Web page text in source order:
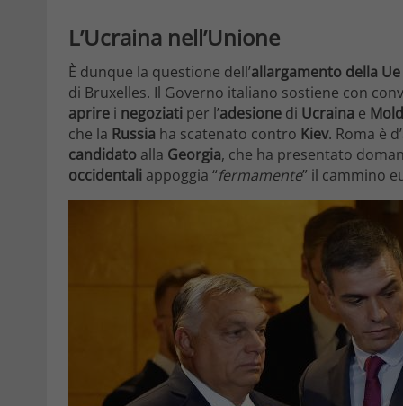
L’Ucraina nell’Unione
È dunque la questione dell’allargamento della Ue
di Bruxelles. Il Governo italiano sostiene con
aprire i negoziati per l’adesione di Ucraina e
che la Russia ha scatenato contro Kiev. Roma è
candidato alla Georgia, che ha presentato
occidentali appoggia “fermamente” il cammino